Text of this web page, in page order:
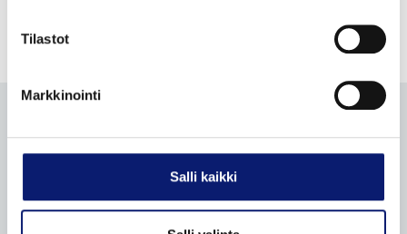
Tilastot
Markkinointi
Salli kaikki
POLESTARIT
KATSO
TARJOUKSET
KIRJE